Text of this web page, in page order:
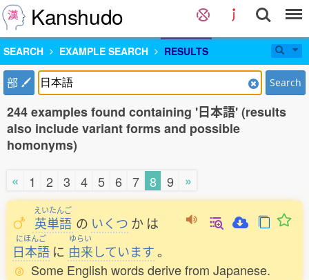
Kanshudo
SEARCH EXAMPLE SEARCH RESULTS
部 Search
244 examples found containing '日本語' (results
also include variant forms and possible
homonyms)
« 1 2 3 4 5 6 7 8 9 »
えいたんご
英単語 の いくつ か は
にほんご
日本語 に
ゆらい
由来しています。
Some English words derive from Japanese.